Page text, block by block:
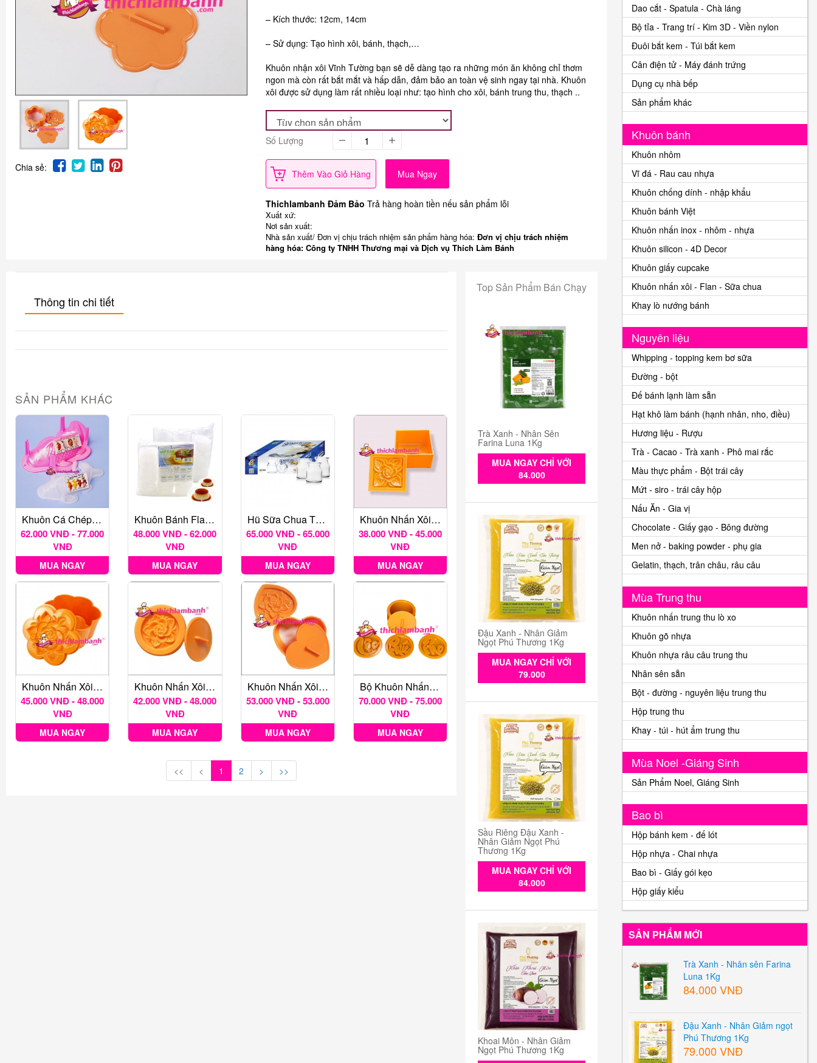
Chia sẻ:
– Kích thước: 12cm, 14cm
– Sử dụng: Tạo hình xôi, bánh, thạch,…
Khuôn nhận xôi Vĩnh Tường bạn sẽ dễ dàng tạo ra những món ăn không chỉ thơm
ngon mà còn rất bắt mắt và hấp dẫn, đảm bảo an toàn vệ sinh ngay tại nhà. Khuôn
xôi được sử dụng làm rất nhiều loại như: tạo hình cho xôi, bánh trung thu, thạch ..
Số Lượng
Thêm Vào Giỏ Hàng Mua Ngay
Thichlambanh Đảm Bảo Trả hàng hoàn tiền nếu sản phẩm lỗi
Xuất xứ:
Nơi sản xuất:
Nhà sản xuất/ Đơn vị chịu trách nhiệm sản phẩm hàng hóa: Đơn vị chịu trách nhiệm
hàng hóa: Công ty TNHH Thương mại và Dịch vụ Thích Làm Bánh
Thông tin chi tiết
SẢN PHẨM KHÁC
Khuôn Cá Chép Nhựa Có Chân Nhiều Kích Thước
62.000 VNĐ - 77.000
VNĐ
MUA NGAY
Khuôn Bánh Flan Nhựa Vĩnh Trường Kèm Nắp
48.000 VNĐ - 62.000
VNĐ
MUA NGAY
Hũ Sữa Chua Thủy Tinh Lốc 12 Hũ
65.000 VNĐ - 65.000
VNĐ
MUA NGAY
Khuôn Nhấn Xôi Vuông
38.000 VNĐ - 45.000
VNĐ
MUA NGAY
Khuôn Nhấn Xôi Hoa Mai Nhiều Kích Thước
45.000 VNĐ - 48.000
VNĐ
MUA NGAY
Khuôn Nhấn Xôi Tròn
42.000 VNĐ - 48.000
VNĐ
MUA NGAY
Khuôn Nhấn Xôi Tim
53.000 VNĐ - 53.000
VNĐ
MUA NGAY
Bộ Khuôn Nhấn Xôi Tròn 3 Mặt Phúc Lộc Thọ 10 Cm PL02
70.000 VNĐ - 75.000
VNĐ
MUA NGAY
<< < 1 2 > >>
Top Sản Phẩm Bán Chạy
Trà Xanh - Nhân Sên
Farina Luna 1Kg
MUA NGAY CHỈ VỚI
84.000
Đậu Xanh - Nhân Giảm
Ngọt Phú Thương 1Kg
MUA NGAY CHỈ VỚI
79.000
Sầu Riêng Đậu Xanh -
Nhân Giảm Ngọt Phú
Thương 1Kg
MUA NGAY CHỈ VỚI
84.000
Khoai Môn - Nhân Giảm
Ngọt Phú Thương 1Kg
Dao cắt - Spatula - Chà láng
Bộ tỉa - Trang trí - Kim 3D - Viền nylon
Đuôi bắt kem - Túi bắt kem
Cân điện tử - Máy đánh trứng
Dụng cụ nhà bếp
Sản phẩm khác
Khuôn bánh
Khuôn nhôm
Vĩ đá - Rau cau nhựa
Khuôn chống dính - nhập khẩu
Khuôn bánh Việt
Khuôn nhấn inox - nhôm - nhựa
Khuôn silicon - 4D Decor
Khuôn giấy cupcake
Khuôn nhấn xôi - Flan - Sữa chua
Khay lò nướng bánh
Nguyên liệu
Whipping - topping kem bơ sữa
Đường - bột
Đế bánh lạnh làm sẵn
Hạt khô làm bánh (hạnh nhân, nho, điều)
Hương liệu - Rượu
Trà - Cacao - Trà xanh - Phô mai rắc
Màu thực phẩm - Bột trái cây
Mứt - siro - trái cây hộp
Nấu Ăn - Gia vị
Chocolate - Giấy gạo - Bông đường
Men nở - baking powder - phụ gia
Gelatin, thạch, trân châu, râu câu
Mùa Trung thu
Khuôn nhấn trung thu lò xo
Khuôn gõ nhựa
Khuôn nhựa râu câu trung thu
Nhân sên sẵn
Bột - đường - nguyên liệu trung thu
Hộp trung thu
Khay - túi - hút ẩm trung thu
Mùa Noel -Giáng Sinh
Sản Phẩm Noel, Giáng Sinh
Bao bì
Hộp bánh kem - đế lót
Hộp nhựa - Chai nhựa
Bao bì - Giấy gói kẹo
Hộp giấy kiểu
SẢN PHẨM MỚI
Trà Xanh - Nhân sên Farina
Luna 1Kg
84.000 VNĐ
Đậu Xanh - Nhân Giảm ngọt
Phú Thương 1Kg
79.000 VNĐ